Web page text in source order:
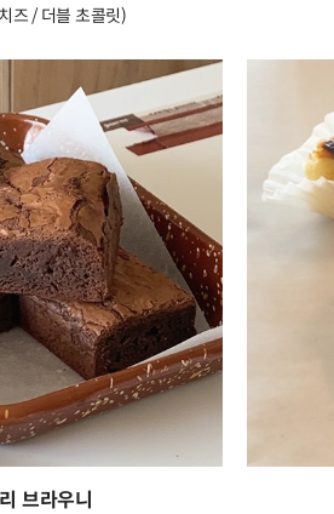
즈 / 더블 초콜릿)
브라우니